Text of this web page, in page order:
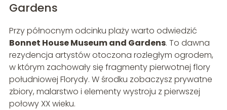
Gardens
Przy północnym odcinku plaży warto odwiedzić
Bonnet House Museum and Gardens. To dawna
rezydencja artystów otoczona rozległym ogrodem,
w którym zachowały się fragmenty pierwotnej flory
południowej Florydy. W środku zobaczysz prywatne
zbiory, malarstwo i elementy wystroju z pierwszej
połowy XX wieku.